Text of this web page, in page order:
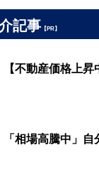
記事 【PR】
【不動産価格上
「相場高騰中」